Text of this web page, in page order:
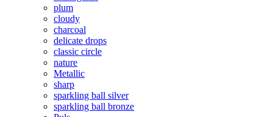
plum
cloudy
charcoal
delicate drops
classic circle
nature
Metallic
sharp
sparkling ball silver
sparkling ball bronze